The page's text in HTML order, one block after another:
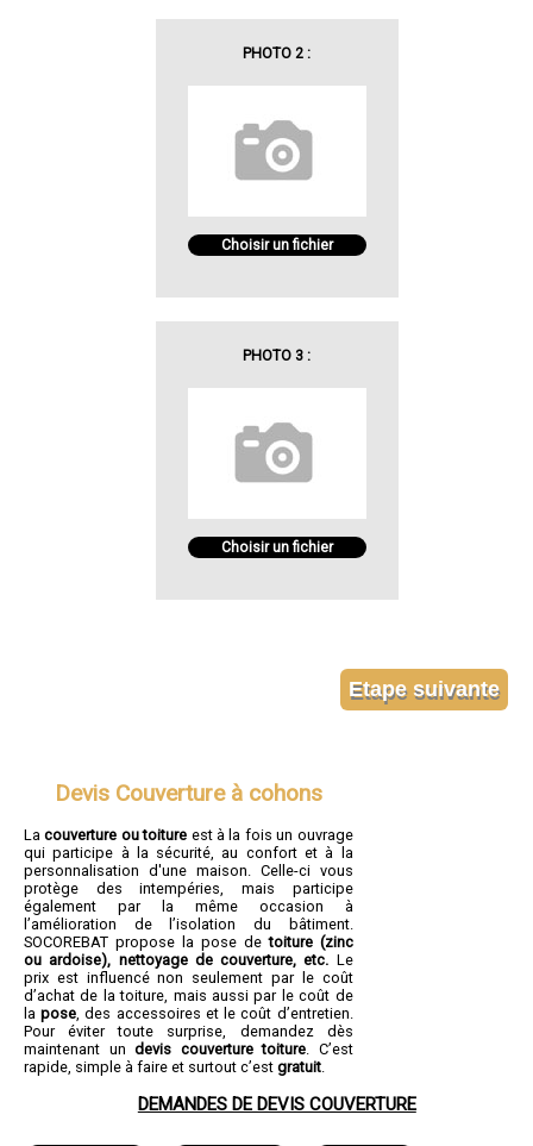
PHOTO 2 :
Choisir un fichier
PHOTO 3 :
Choisir un fichier
Devis Couverture à cohons
Lacouverture ou toiture est à la fois un ouvrage
qui participe à la sécurité, au confort et à la
personnalisation d'une maison. Celle-ci vous
protège des intempéries, mais participe
également par la même occasion à
l’amélioration de l’isolation du bâtiment.
SOCOREBAT propose la pose detoiture (zinc
ou ardoise), nettoyage de couverture, etc. Le
prix est influencé non seulement par le coût
d’achat de la toiture, mais aussi par le coût de
lapose, des accessoires et le coût d’entretien.
Pour éviter toute surprise, demandez dès
maintenant undevis couverture toiture. C’est
rapide, simple à faire et surtout c’est gratuit.
DEMANDES DE DEVIS COUVERTURE